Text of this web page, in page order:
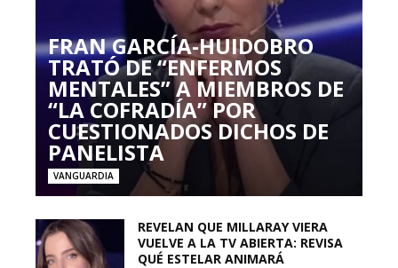
FRAN GARCÍA-HUIDOBRO
TRATÓ DE “ENFERMOS
MENTALES” A MIEMBROS DE
“LA COFRADÍA” POR
CUESTIONADOS DICHOS DE
PANELISTA
VANGUARDIA
REVELAN QUE MILLARAY VIERA
VUELVE A LA TV ABIERTA: REVISA
QUÉ ESTELAR ANIMARÁ